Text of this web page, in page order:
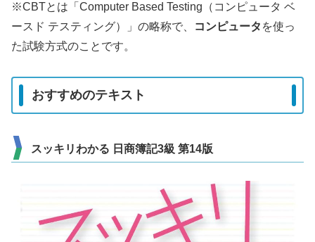
※CBTとは「Computer Based Testing（コンピュータ ベ
ースド テスティング）」の略称で、
コンピュータ を使っ
た試験方式のことです。
おすすめのテキスト
スッキリわかる 日商簿記3級 第14版